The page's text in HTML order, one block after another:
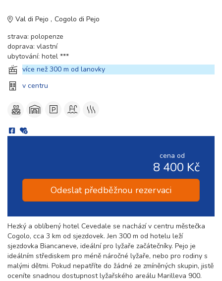
Val di Pejo
Cogolo di Pejo
strava: polopenze
doprava: vlastní
ubytování: hotel ***
více než 300 m od lanovky
v centru
cena od
8 400 Kč
Odeslat předběžnou rezervaci
Hezký a oblíbený hotel Cevedale se nachází v centru městečka
Cogolo, cca 3 km od sjezdovek. Jen 300 m od hotelu leží
sjezdovka Biancaneve, ideální pro lyžaře začátečníky. Pejo je
ideálním střediskem pro méně náročné lyžaře, nebo pro rodiny s
malými dětmi. Pokud nepatříte do žádné ze zmíněných skupin, jistě
oceníte snadnou dostupnost lyžařského areálu Marilleva 900.